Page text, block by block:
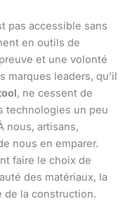
pas accessible sans
en outils de
et une volonté
marques leaders, qu’il
, ne cessent de
technologies un peu
nous, artisans,
nous en emparer.
faire le choix de
des matériaux, la
de la construction.